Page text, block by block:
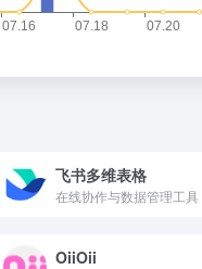
飞书多维表格
OiiOii